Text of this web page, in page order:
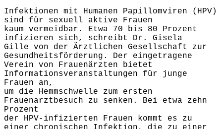
Infektionen mit Humanen Papillomviren (HPV)
sind für sexuell aktive Frauen
kaum vermeidbar. Etwa 70 bis 80 Prozent
infizieren sich, schreibt Dr. Gisela
Gille von der Ärztlichen Gesellschaft zur
Gesundheitsförderung. Der eingetragene
Verein von Frauenärzten bietet
Informationsveranstaltungen für junge
Frauen an,
um die Hemmschwelle zum ersten
Frauenarztbesuch zu senken. Bei etwa zehn
Prozent
der HPV-infizierten Frauen kommt es zu